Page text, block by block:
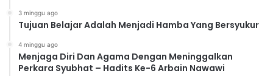
3 minggu ago
Tujuan Belajar Adalah Menjadi Hamba Yang Bersyukur
4 minggu ago
Menjaga Diri Dan Agama Dengan Meninggalkan
Perkara Syubhat – Hadits Ke-6 Arbain Nawawi